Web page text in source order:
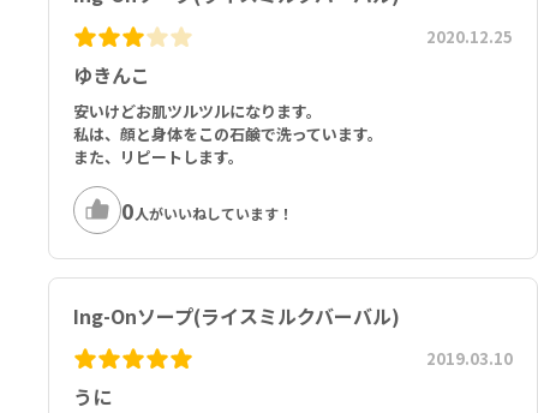
ゆきんこ
2020.12.25
安いけどお肌ツルツルになります。
私は、顔と身体をこの石鹸で洗っています。
また、リピートします。
0人がいいねしています！
Ing-Onソープ(ライスミルクバーバル)
うに
2019.03.10